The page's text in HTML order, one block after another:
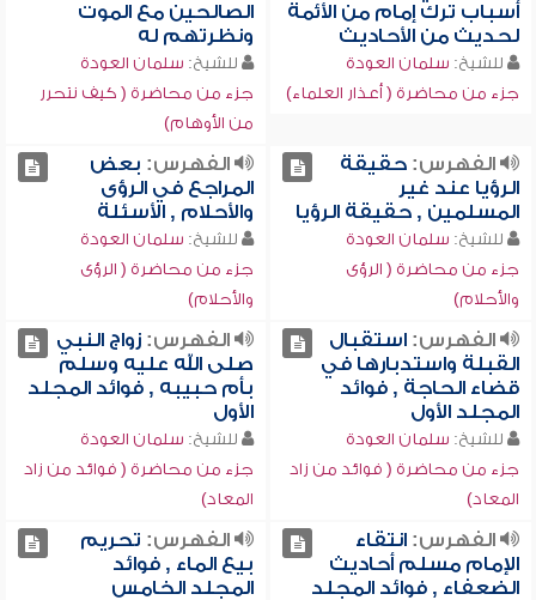
أسباب ترك إمام من الأئمة
لحديث من الأحاديث
للشيخ: سلمان العودة
جزء من محاضرة ( أعذار العلماء)
الصالحين مع الموت
ونظرتهم له
للشيخ: سلمان العودة
جزء من محاضرة ( كيف نتحرر
من الأوهام)
الفهرس:حقيقة
الرؤيا عند غير
المسلمين , حقيقة الرؤيا
للشيخ: سلمان العودة
جزء من محاضرة ( الرؤى
والأحلام)
الفهرس: بعض
المراجع في الرؤى
والأحلام , الأسئلة
للشيخ: سلمان العودة
جزء من محاضرة ( الرؤى
والأحلام)
الفهرس:استقبال
القبلة واستدبارها في
قضاء الحاجة , فوائد
المجلد الأول
للشيخ: سلمان العودة
جزء من محاضرة ( فوائد من زاد
المعاد)
الفهرس:زواج النبي
صلى الله عليه وسلم
بأم حبيبه , فوائد المجلد
الأول
للشيخ: سلمان العودة
جزء من محاضرة ( فوائد من زاد
المعاد)
الفهرس:انتقاء
الإمام مسلم أحاديث
الضعفاء , فوائد المجلد
الفهرس: تحريم
بيع الماء , فوائد
المجلد الخامس